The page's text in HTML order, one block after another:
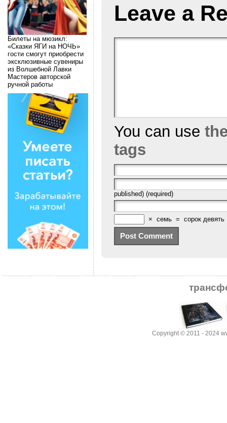
Билеты на мюзикл:
«Сказки ЯГИ на НОЧЬ»
гости смогут приобрести
эксклюзивные сувениры
из Волшебной Лавки
Мастеров авторской
ручной работы
Leave a
You can use
tags
published) (required)
× семь = сорок девять
Copyright © 2011 - 2024